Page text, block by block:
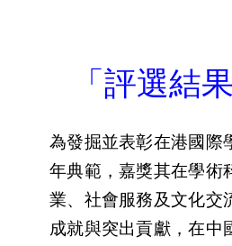
「 評選結
為發掘並表彰在港國際
年典範，嘉獎其在學術
業、社會服務及文化交
成就與突出貢獻，在中